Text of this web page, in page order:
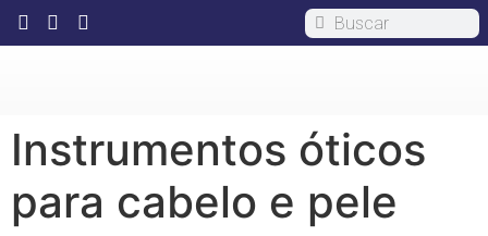
Instrumentos óticos
para cabelo e pele